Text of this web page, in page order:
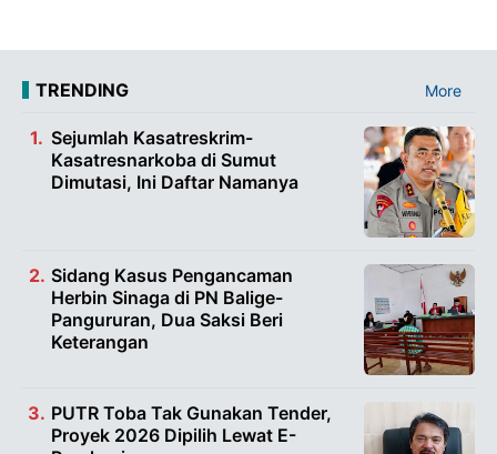
TRENDING More
Sejumlah Kasatreskrim-
Kasatresnarkoba di Sumut
Dimutasi, Ini Daftar Namanya
Sidang Kasus Pengancaman
Herbin Sinaga di PN Balige-
Pangururan, Dua Saksi Beri
Keterangan
PUTR Toba Tak Gunakan Tender,
Proyek 2026 Dipilih Lewat E-